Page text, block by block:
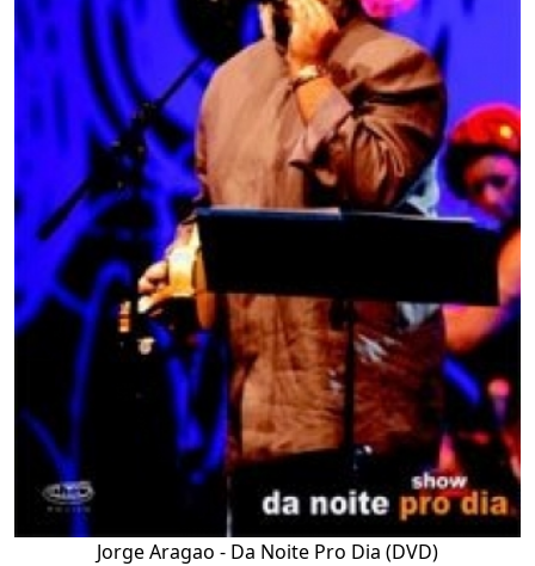
Jorge Aragao - Da Noite Pro Dia (DVD)